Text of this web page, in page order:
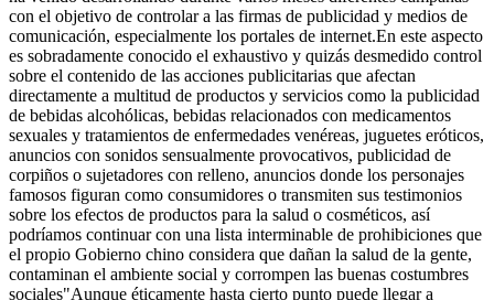
con el objetivo de controlar a las firmas de publicidad y medios de
comunicación, especialmente los portales de internet.En este aspecto
es sobradamente conocido el exhaustivo y quizás desmedido control
sobre el contenido de las acciones publicitarias que afectan
directamente a multitud de productos y servicios como la publicidad
de bebidas alcohólicas, bebidas relacionados con medicamentos
sexuales y tratamientos de enfermedades venéreas, juguetes eróticos,
anuncios con sonidos sensualmente provocativos, publicidad de
corpiños o sujetadores con relleno, anuncios donde los personajes
famosos figuran como consumidores o transmiten sus testimonios
sobre los efectos de productos para la salud o cosméticos, así
podríamos continuar con una lista interminable de prohibiciones que
el propio Gobierno chino considera que dañan la salud de la gente,
contaminan el ambiente social y corrompen las buenas costumbres
sociales"Aunque éticamente hasta cierto punto puede llegar a